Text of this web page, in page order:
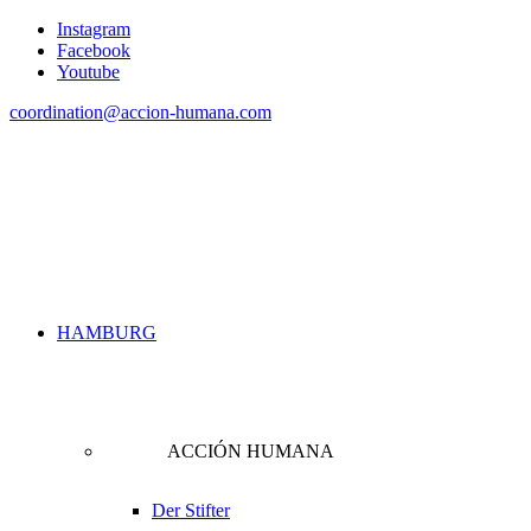
Instagram
Facebook
Youtube
coordination@accion-humana.com
HAMBURG
ACCIÓN HUMANA
Der Stifter